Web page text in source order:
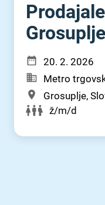
Grosuplje
20. 2. 2026
Metro
Grosuplje,
ž/m/d